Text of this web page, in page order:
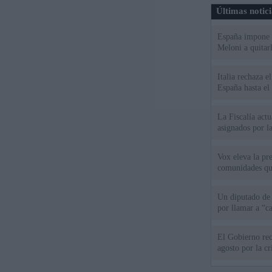
Últimas
España
Meloni a
Italia rechaza
España hasta
La Fiscalía
asignados por
Vox eleva la
comunidades
Un diputado
por llamar a
El Gobierno
agosto por la